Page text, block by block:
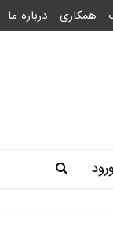
همکاری درباره ما
ورود